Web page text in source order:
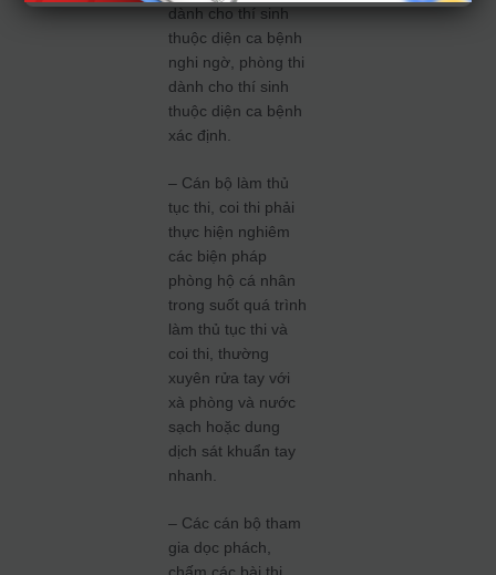
dành cho thí sinh
thuộc diện ca bệnh
nghi ngờ, phòng thi
dành cho thí sinh
thuộc diện ca bệnh
xác định.
– Cán bộ làm thủ
tục thi, coi thi phải
thực hiện nghiêm
các biện pháp
phòng hộ cá nhân
trong suốt quá trình
làm thủ tục thi và
coi thi, thường
xuyên rửa tay với
xà phòng và nước
sạch hoặc dung
dịch sát khuẩn tay
nhanh.
– Các cán bộ tham
gia dọc phách,